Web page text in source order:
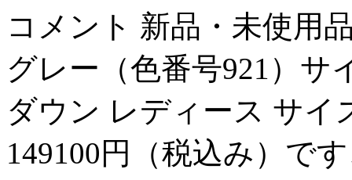
コメント 新品・未使用
グレー（色番号921）サ
ダウン レディース サイ
149100円（税込み）で